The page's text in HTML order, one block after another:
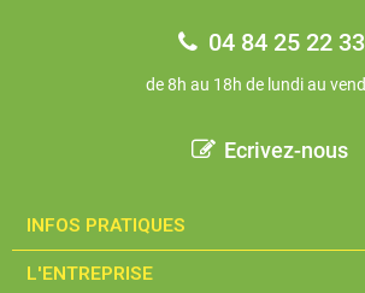
04 84 25 22 33
de 8h au 18h de lundi au
Ecrivez-nous
INFOS PRATIQUES​
L'ENTREPRISE​